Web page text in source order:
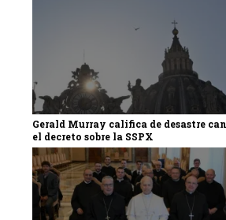
Gerald Murray califica de desastre
el decreto sobre la SSPX